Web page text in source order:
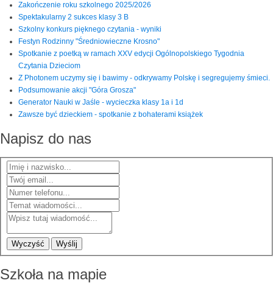
Zakończenie roku szkolnego 2025/2026
Spektakularny 2 sukces klasy 3 B
Szkolny konkurs pięknego czytania - wyniki
Festyn Rodzinny "Średniowieczne Krosno"
Spotkanie z poetką w ramach XXV edycji Ogólnopolskiego Tygodnia
Czytania Dzieciom
Z Photonem uczymy się i bawimy - odkrywamy Polskę i segregujemy śmieci.
Podsumowanie akcji "Góra Grosza"
Generator Nauki w Jaśle - wycieczka klasy 1a i 1d
Zawsze być dzieckiem - spotkanie z bohaterami książek
Napisz do nas
Wyczyść Wyślij
Szkoła na mapie